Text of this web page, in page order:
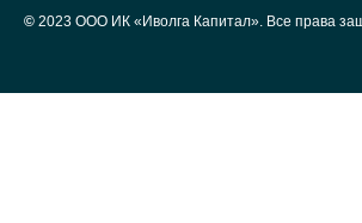
© 2023 ООО ИК «Иволга Капитал». Все права